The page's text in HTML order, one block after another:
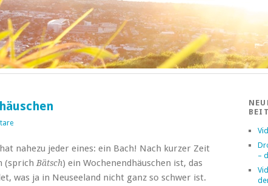
nahezu jeder eines: ein Bach! Nach kurzer Zeit
(sprichBätsch) ein Wochenendhäuschen ist, das
was ja in Neuseeland nicht ganz so schwer ist.
–